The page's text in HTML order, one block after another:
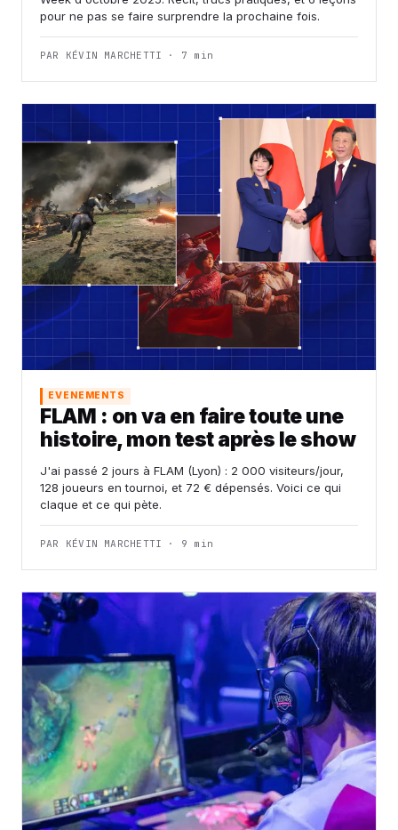
pour ne pas se faire surprendre la prochaine fois.
PAR KÉVIN MARCHETTI · 7 min
EVENEMENTS
FLAM : on va en faire toute une
histoire, mon test après le show
J'ai passé 2 jours à FLAM (Lyon) : 2 000 visiteurs/jour,
128 joueurs en tournoi, et 72 € dépensés. Voici ce qui
claque et ce qui pète.
PAR KÉVIN MARCHETTI · 9 min